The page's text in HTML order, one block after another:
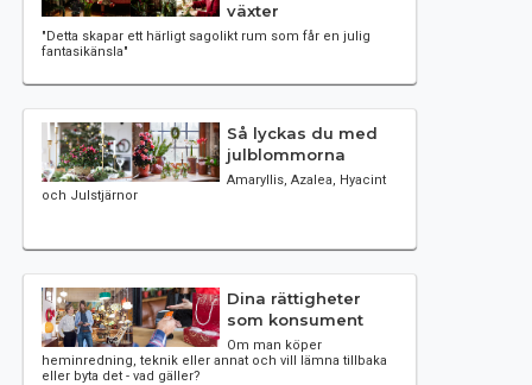
växter
"Detta skapar ett härligt sagolikt rum som får en julig
fantasikänsla"
Så lyckas du med
julblommorna
Amaryllis, Azalea, Hyacint
och Julstjärnor
Dina rättigheter
som konsument
Om man köper
heminredning, teknik eller annat och vill lämna tillbaka
eller byta det - vad gäller?